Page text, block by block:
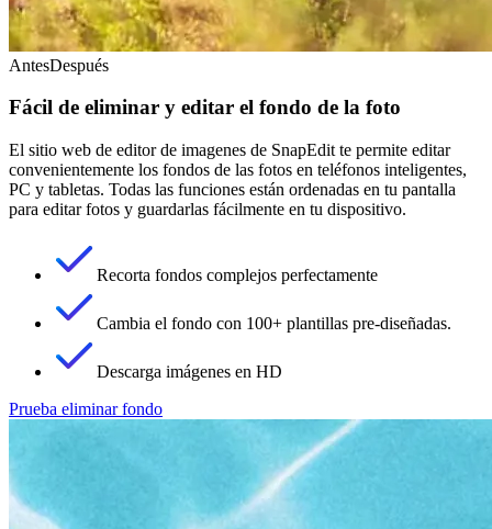
AntesDespués
Fácil de eliminar y editar el fondo de la foto
El sitio web de editor de imagenes de SnapEdit te permite editar
convenientemente los fondos de las fotos en teléfonos inteligentes,
PC y tabletas. Todas las funciones están ordenadas en tu pantalla
para editar fotos y guardarlas fácilmente en tu dispositivo.
Recorta fondos complejos perfectamente
Cambia el fondo con 100+ plantillas pre-diseñadas.
Descarga imágenes en HD
Prueba eliminar fondo